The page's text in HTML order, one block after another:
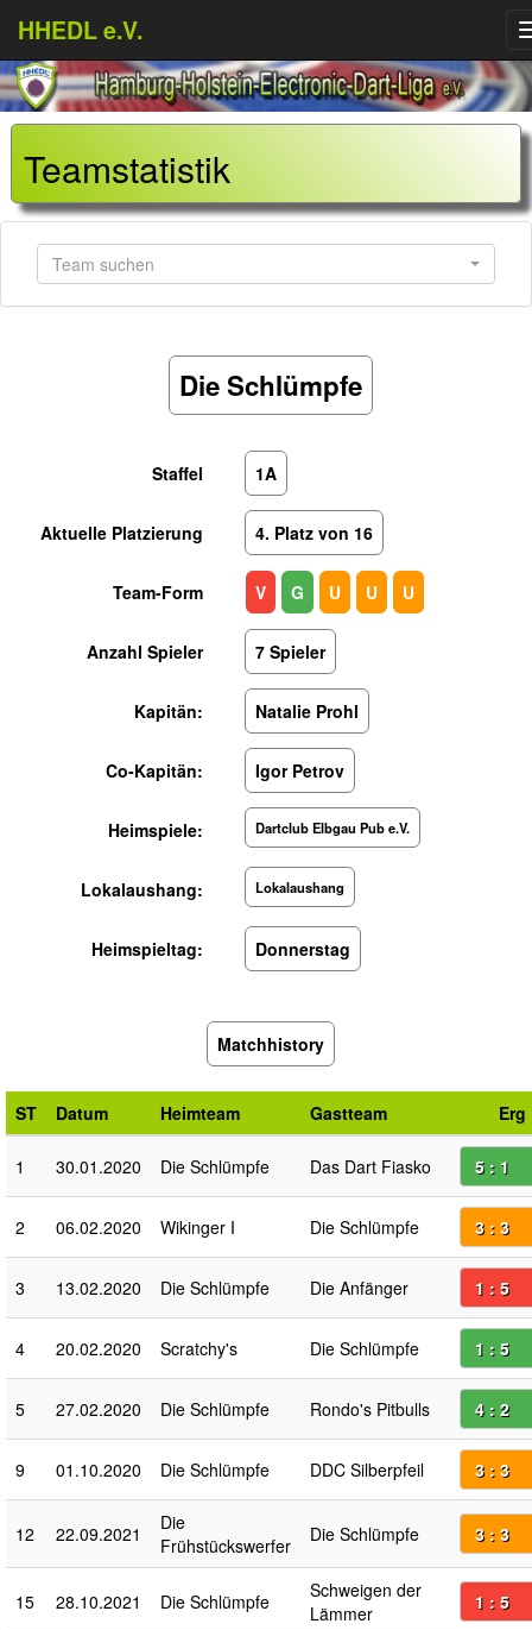
HHEDL e.V.
Teamstatistik
Team suchen
Die Schlümpfe
Staffel 1A
Aktuelle Platzierung 4. Platz von 16
Team-Form V G U U U
Anzahl Spieler 7 Spieler
Kapitän: Natalie Prohl
Co-Kapitän: Igor Petrov
Heimspiele: Dartclub Elbgau Pub e.V.
Lokalaushang: Lokalaushang
Heimspieltag: Donnerstag
Matchhistory
ST Datum Heimteam Gastteam Erg
1 30.01.2020 Die Schlümpfe Das Dart Fiasko 5 : 1
2 06.02.2020 Wikinger I Die Schlümpfe 3 : 3
3 13.02.2020 Die Schlümpfe Die Anfänger 1 : 5
4 20.02.2020 Scratchy's Die Schlümpfe 1 : 5
5 27.02.2020 Die Schlümpfe Rondo's Pitbulls 4 : 2
9 01.10.2020 Die Schlümpfe DDC Silberpfeil 3 : 3
12 22.09.2021
Die
Frühstückswerfer
Die Schlümpfe 3 : 3
15 28.10.2021 Die Schlümpfe
Schweigen der
Lämmer
1 : 5